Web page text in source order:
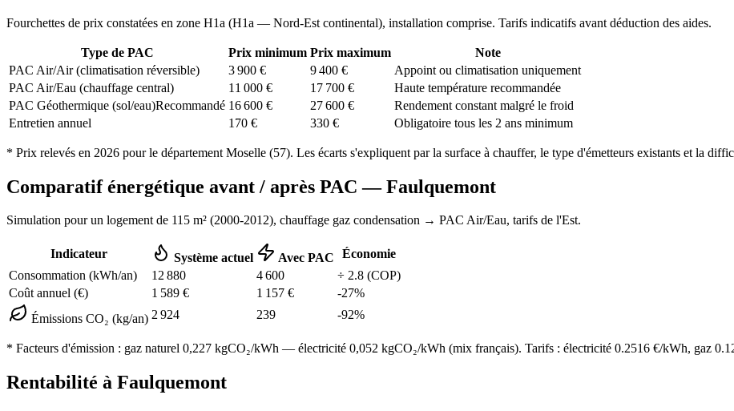
Fourchettes de prix constatées en zone H1a (H1a — Nord-Est continental), installation comprise. Tarifs indicatifs avant déduction des aides.
Type de PAC Prix minimum Prix maximum
Note
PAC Air/Air (climatisation réversible)
3 900 € 9 400 €
Appoint ou climatisation uniquement
PAC Air/Eau (chauffage central)
11 000 € 17 700 €
Haute température recommandée
PAC Géothermique (sol/eau)Recommandé 16 600 € 27 600 €
Rendement constant malgré le froid
Entretien annuel
170 € 330 € Obligatoire tous les 2 ans minimum
* Prix relevés en 2026 pour le département Moselle (57). Les écarts s'expliquent par la surface à chauffer, le type d'émetteurs existants et la
Comparatif énergétique avant / après PAC —Faulquemont
Simulation pour un logement de 115 m² (2000-2012), chauffage gaz condensation → PAC Air/Eau, tarifs de l'Est.
Indicateur Système actuel Avec PAC
Économie
Consommation (kWh/an)
12 880 4 600 ÷ 2.8 (COP)
Coût annuel (€)
1 589 € 1 157 € -27%
Émissions CO₂ (kg/an) 2 924 239 -92%
* Facteurs d'émission : gaz naturel 0,227 kgCO₂/kWh — électricité 0,052 kgCO₂/kWh (mix français). Tarifs : électricité 0.2516 €/kWh, gaz
Rentabilité à Faulquemont